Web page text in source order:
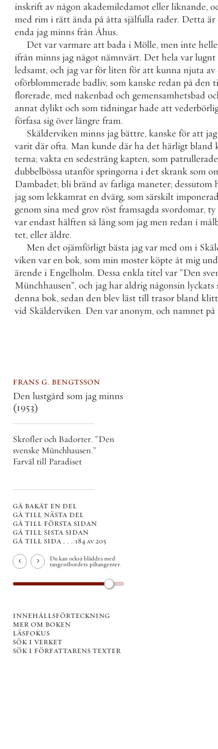
inskrift av någon akademiledamot eller liknande,
med rim i rätt ända på åtta själfulla rader. Detta är
enda jag minns från Åhus.
Det var varmare att bada i Mölle, men inte
ifrån minns jag något nämnvärt. Det hela var lugnt
ledsamt, och jag var för liten för att kunna njuta av
oförblommerade badliv, som kanske redan på den
florerade, med nakenbad och gemensamhetsbad
annat dylikt och som tidningar hade att
förfasa sig över längre fram.
Skälderviken minns jag bättre, kanske för att jag
varit där ofta. Man kunde där ha det härligt bland
terna; vakta en sedesträng kapten, som patrullerade
dubbelbössa utanför springorna i det skrank som
Dambadet; bli bränd av farliga maneter; dessutom
jag som lekkamrat en dvärg, som särskilt
genom sina med grov röst framsagda svordomar, ty
var endast hälften så lång som jag men redan i
tet, eller äldre.
Men det ojämförligt bästa jag var med om i
viken var en bok, som min moster köpte åt mig
ärende i Engelholm. Dessa enkla titel var ”Den
Münchhausen”, och jag har aldrig någonsin lyckats
denna bok, sedan den blev läst till trasor bland
vid Skälderviken. Den var anonym, och namnet på
frans g. bengtsson
Den lustgård som jag minns
(1953)
Skrofler och Badorter. ”Den
svenske Münchhausen.”
Farväl till Paradiset
gå bakåt en del
gå till nästa del
gå till första sidan
gå till sista sidan
gå till sida . . . 184 av 205
Du kan också bläddra med
tangentbordets piltangenter.
innehållsförteckning
mer om boken
läsfokus
sök i verket
sök i författarens texter